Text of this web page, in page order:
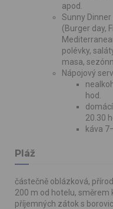
apod.
Sunny
(Burger day,
polévky,
masa,
Nápojový
hod.
20.30
káva
Pláž
částečně oblázková,
200 m od hotelu, směrem
příjemných zátok s